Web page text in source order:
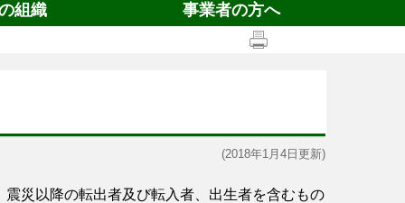
組織 事業者の方へ
(2018年1月4日更新)
災以降の転出者及び転入者、出生者を含むもの